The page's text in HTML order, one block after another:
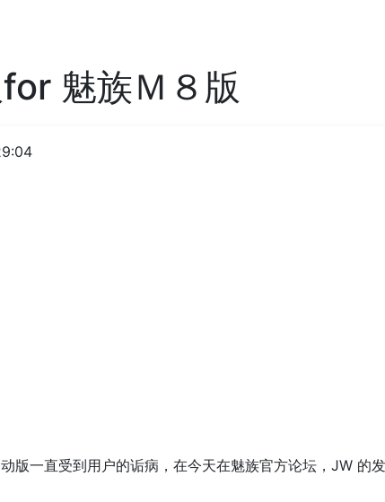
魅族Ｍ８版
版一直受到用户的诟病，在今天在魅族官方论坛，JW 的